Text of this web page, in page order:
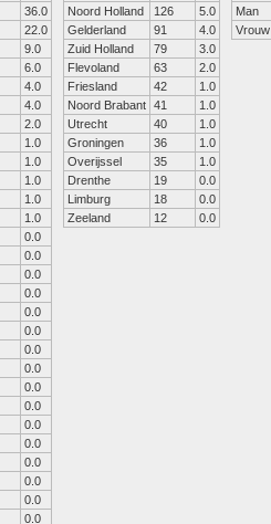
36.0
22.0
9.0
6.0
4.0
4.0
2.0
1.0
1.0
1.0
1.0
1.0
0.0
0.0
0.0
0.0
0.0
0.0
0.0
0.0
0.0
0.0
0.0
0.0
0.0
0.0
0.0
0.0
Noord Holland
126
5.0
Gelderland
91
4.0
Zuid Holland
79
3.0
Flevoland
63
2.0
Friesland
42
1.0
Noord Brabant 41
1.0
Utrecht
40
1.0
Groningen
36
1.0
Overijssel
35
1.0
Drenthe
19
0.0
Limburg
18
0.0
Zeeland
12 0.0
Man
Vrouw